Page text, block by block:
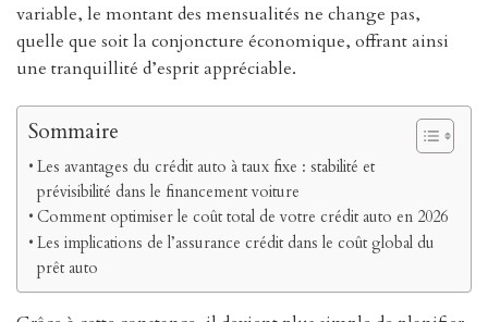
variable, le montant des mensualités ne change pas,
quelle que soit la conjoncture économique, offrant ainsi
une tranquillité d’esprit appréciable.
Sommaire
Les avantages du crédit auto à taux fixe : stabilité et
prévisibilité dans le financement voiture
Comment optimiser le coût total de votre crédit auto en 2026
Les implications de l’assurance crédit dans le coût global du
prêt auto